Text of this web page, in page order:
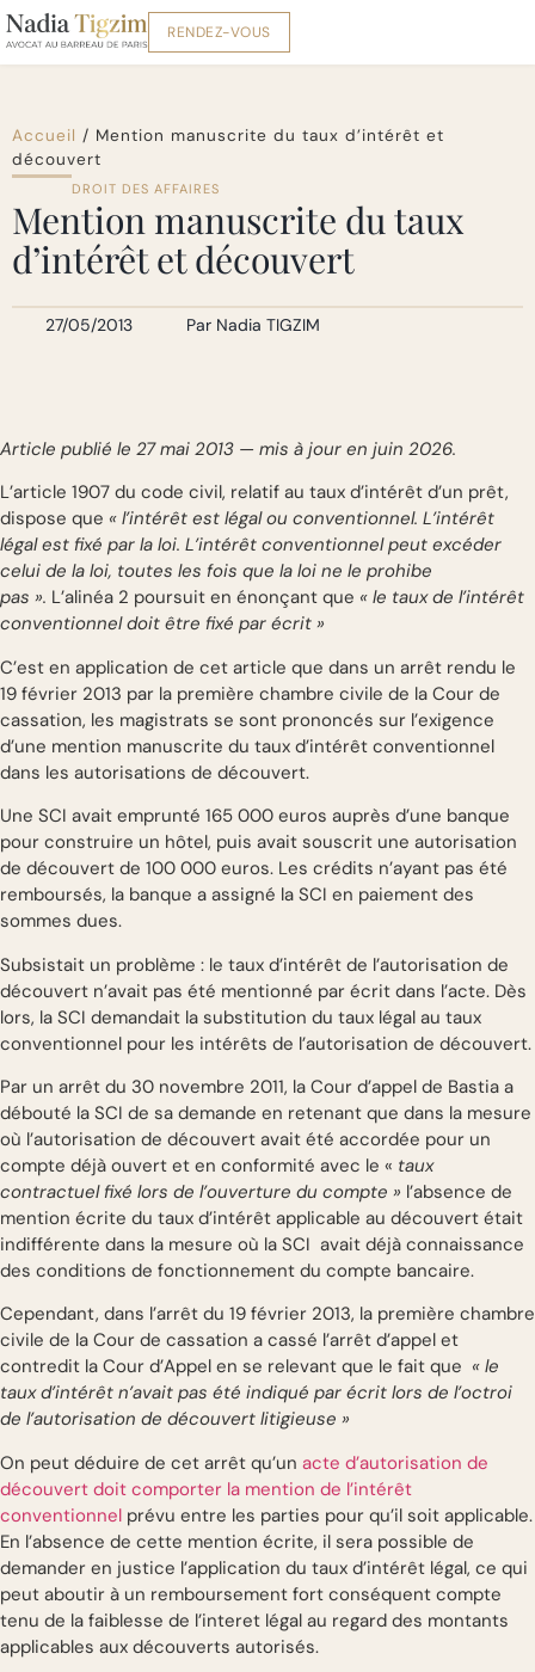
RENDEZ-VOUS
Accueil / Mention manuscrite du taux d’intérêt et
découvert
DROIT DES AFFAIRES
Mention manuscrite du taux
d’intérêt et découvert
27/05/2013 Par Nadia TIGZIM
Article publié le 27 mai 2013 — mis à jour en juin 2026.
L’article 1907 du code civil, relatif au taux d’intérêt d’un prêt,
dispose que « l’intérêt est légal ou conventionnel. L’intérêt
légal est fixé par la loi. L’intérêt conventionnel peut excéder
celui de la loi, toutes les fois que la loi ne le prohibe
pas ». L’alinéa 2 poursuit en énonçant que « le taux de l’intérêt
conventionnel doit être fixé par écrit »
C’est en application de cet article que dans un arrêt rendu le
19 février 2013 par la première chambre civile de la Cour de
cassation, les magistrats se sont prononcés sur l’exigence
d’une mention manuscrite du taux d’intérêt conventionnel
dans les autorisations de découvert.
Une SCI avait emprunté 165 000 euros auprès d’une banque
pour construire un hôtel, puis avait souscrit une autorisation
de découvert de 100 000 euros. Les crédits n’ayant pas été
remboursés, la banque a assigné la SCI en paiement des
sommes dues.
Subsistait un problème : le taux d’intérêt de l’autorisation de
découvert n’avait pas été mentionné par écrit dans l’acte. Dès
lors, la SCI demandait la substitution du taux légal au taux
conventionnel pour les intérêts de l’autorisation de découvert.
Par un arrêt du 30 novembre 2011, la Cour d’appel de Bastia a
débouté la SCI de sa demande en retenant que dans la mesure
où l’autorisation de découvert avait été accordée pour un
compte déjà ouvert et en conformité avec le « taux
contractuel fixé lors de l’ouverture du compte » l’absence de
mention écrite du taux d’intérêt applicable au découvert était
indifférente dans la mesure où la SCI avait déjà connaissance
des conditions de fonctionnement du compte bancaire.
Cependant, dans l’arrêt du 19 février 2013, la première chambre
civile de la Cour de cassation a cassé l’arrêt d’appel et
contredit la Cour d’Appel en se relevant que le fait que « le
taux d’intérêt n’avait pas été indiqué par écrit lors de l’octroi
de l’autorisation de découvert litigieuse »
On peut déduire de cet arrêt qu’un acte d’autorisation de
découvert doit comporter la mention de l’intérêt
conventionnel prévu entre les parties pour qu’il soit applicable.
En l’absence de cette mention écrite, il sera possible de
demander en justice l’application du taux d’intérêt légal, ce qui
peut aboutir à un remboursement fort conséquent compte
tenu de la faiblesse de l’interet légal au regard des montants
applicables aux découverts autorisés.